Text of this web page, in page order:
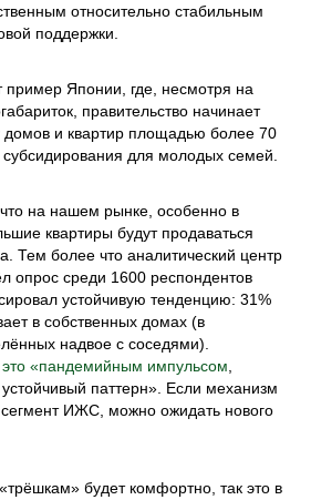
относительно стабильным
поддержки.
пример Японии, где, несмотря на
правительство начинает
домов и квартир площадью более 70
для молодых семей.
на нашем рынке, особенно в
квартиры будут продаваться
Тем более что аналитический центр
опрос среди 1600 респондентов
устойчивую тенденцию: 31%
в собственных домах (в
надвое с соседями).
«пандемийным импульсом
паттерн». Если механизм
сегмент ИЖС, можно ожидать нового
будет комфортно, так это в